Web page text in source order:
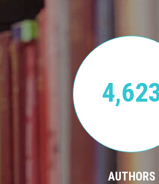
AUTHORS